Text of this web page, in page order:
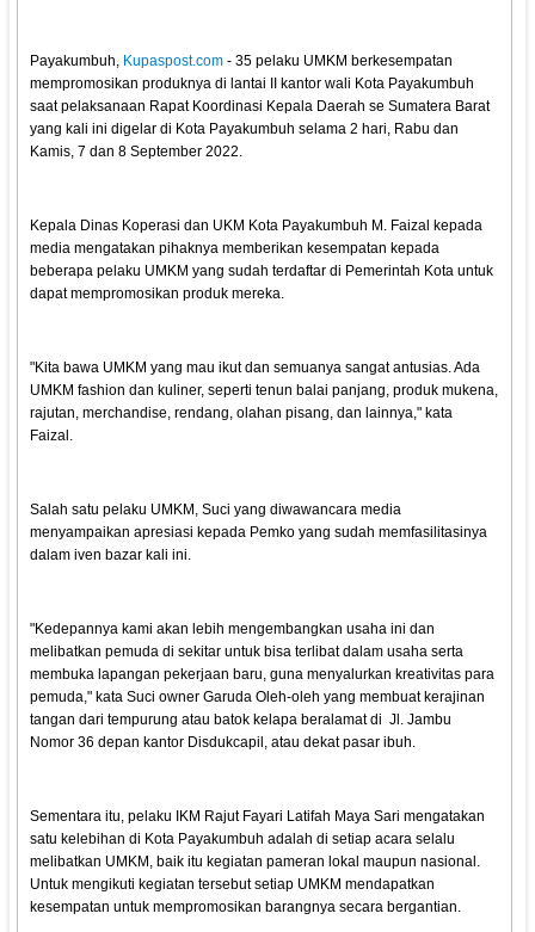
Payakumbuh, Kupaspost.com - 35 pelaku UMKM berkesempatan
mempromosikan produknya di lantai II kantor wali Kota Payakumbuh
saat pelaksanaan Rapat Koordinasi Kepala Daerah se Sumatera Barat
yang kali ini digelar di Kota Payakumbuh selama 2 hari, Rabu dan
Kamis, 7 dan 8 September 2022.
Kepala Dinas Koperasi dan UKM Kota Payakumbuh M. Faizal kepada
media mengatakan pihaknya memberikan kesempatan kepada
beberapa pelaku UMKM yang sudah terdaftar di Pemerintah Kota untuk
dapat mempromosikan produk mereka.
"Kita bawa UMKM yang mau ikut dan semuanya sangat antusias. Ada
UMKM fashion dan kuliner, seperti tenun balai panjang, produk mukena,
rajutan, merchandise, rendang, olahan pisang, dan lainnya," kata
Faizal.
Salah satu pelaku UMKM, Suci yang diwawancara media
menyampaikan apresiasi kepada Pemko yang sudah memfasilitasinya
dalam iven bazar kali ini.
"Kedepannya kami akan lebih mengembangkan usaha ini dan
melibatkan pemuda di sekitar untuk bisa terlibat dalam usaha serta
membuka lapangan pekerjaan baru, guna menyalurkan kreativitas para
pemuda," kata Suci owner Garuda Oleh-oleh yang membuat kerajinan
tangan dari tempurung atau batok kelapa beralamat di Jl. Jambu
Nomor 36 depan kantor Disdukcapil, atau dekat pasar ibuh.
Sementara itu, pelaku IKM Rajut Fayari Latifah Maya Sari mengatakan
satu kelebihan di Kota Payakumbuh adalah di setiap acara selalu
melibatkan UMKM, baik itu kegiatan pameran lokal maupun nasional.
Untuk mengikuti kegiatan tersebut setiap UMKM mendapatkan
kesempatan untuk mempromosikan barangnya secara bergantian.